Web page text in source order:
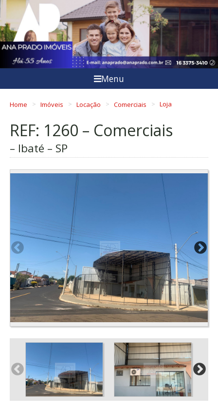
Menu
Home Imóveis Locação Comerciais Loja
REF: 1260 – Comerciais
– Ibaté – SP